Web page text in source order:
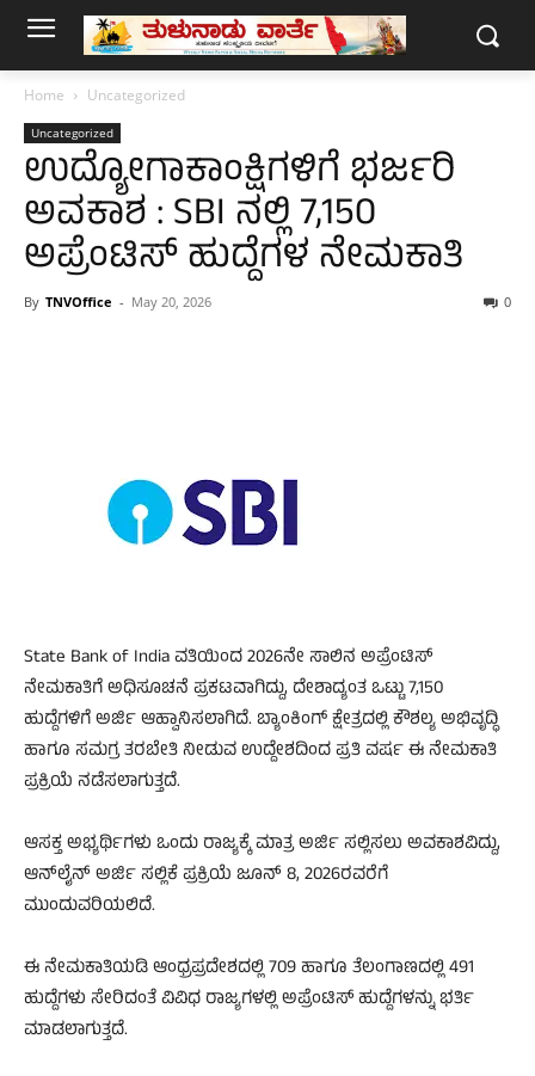
Home Uncategorized
Uncategorized
ಉದ್ಯೋಗಾಕಾಂಕ್ಷಿಗಳಿಗೆ ಭರ್ಜರಿ
ಅವಕಾಶ : SBI ನಲ್ಲಿ 7,150
ಅಪ್ರೆಂಟಿಸ್ ಹುದ್ದೆಗಳ ನೇಮಕಾತಿ
By TNVOffice - May 20, 2026 0
State Bank of India ವತಿಯಿಂದ 2026ನೇ ಸಾಲಿನ ಅಪ್ರೆಂಟಿಸ್
ನೇಮಕಾತಿಗೆ ಅಧಿಸೂಚನೆ ಪ್ರಕಟವಾಗಿದ್ದು, ದೇಶಾದ್ಯಂತ ಒಟ್ಟು 7,150
ಹುದ್ದೆಗಳಿಗೆ ಅರ್ಜಿ ಆಹ್ವಾನಿಸಲಾಗಿದೆ. ಬ್ಯಾಂಕಿಂಗ್ ಕ್ಷೇತ್ರದಲ್ಲಿ ಕೌಶಲ್ಯ ಅಭಿವೃದ್ಧಿ
ಹಾಗೂ ಸಮಗ್ರ ತರಬೇತಿ ನೀಡುವ ಉದ್ದೇಶದಿಂದ ಪ್ರತಿ ವರ್ಷ ಈ ನೇಮಕಾತಿ
ಪ್ರಕ್ರಿಯೆ ನಡೆಸಲಾಗುತ್ತದೆ.
ಆಸಕ್ತ ಅಭ್ಯರ್ಥಿಗಳು ಒಂದು ರಾಜ್ಯಕ್ಕೆ ಮಾತ್ರ ಅರ್ಜಿ ಸಲ್ಲಿಸಲು ಅವಕಾಶವಿದ್ದು,
ಆನ್‌ಲೈನ್ ಅರ್ಜಿ ಸಲ್ಲಿಕೆ ಪ್ರಕ್ರಿಯೆ ಜೂನ್ 8, 2026ರವರೆಗೆ
ಮುಂದುವರಿಯಲಿದೆ.
ಈ ನೇಮಕಾತಿಯಡಿ ಆಂಧ್ರಪ್ರದೇಶದಲ್ಲಿ 709 ಹಾಗೂ ತೆಲಂಗಾಣದಲ್ಲಿ 491
ಹುದ್ದೆಗಳು ಸೇರಿದಂತೆ ವಿವಿಧ ರಾಜ್ಯಗಳಲ್ಲಿ ಅಪ್ರೆಂಟಿಸ್ ಹುದ್ದೆಗಳನ್ನು ಭರ್ತಿ
ಮಾಡಲಾಗುತ್ತದೆ.